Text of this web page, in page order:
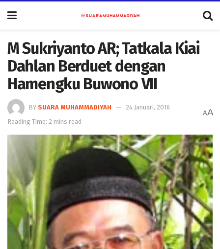
M Sukriyanto AR; Tatkala Kiai
Dahlan Berduet dengan
Hamengku Buwono VII
BY SUARA MUHAMMADIYAH
24 Januari, 2016
Reading Time: 2 mins read
AA